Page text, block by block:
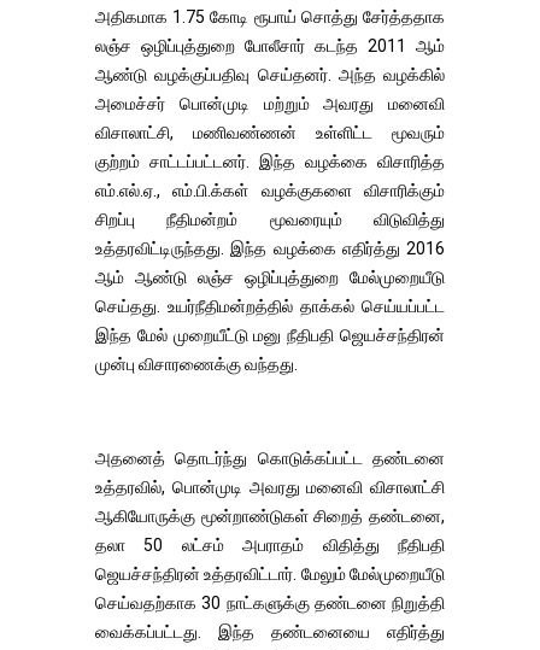
அதிகமாக 1.75 கோடி ரூபாய் சொத்து சேர்த்ததாக
லஞ்ச ஒழிப்புத்துறை போலீசார் கடந்த 2011 ஆம்
ஆண்டு வழக்குப்பதிவு செய்தனர். அந்த வழக்கில்
அமைச்சர் பொன்முடி மற்றும் அவரது மனைவி
விசாலாட்சி, மணிவண்ணன் உள்ளிட்ட மூவரும்
குற்றம் சாட்டப்பட்டனர். இந்த வழக்கை விசாரித்த
எம்.எல்.ஏ., எம்.பி.க்கள் வழக்குகளை விசாரிக்கும்
சிறப்பு நீதிமன்றம் மூவரையும் விடுவித்து
உத்தரவிட்டிருந்தது. இந்த வழக்கை எதிர்த்து 2016
ஆம் ஆண்டு லஞ்ச ஒழிப்புத்துறை மேல்முறையீடு
செய்தது. உயர்நீதிமன்றத்தில் தாக்கல் செய்யப்பட்ட
இந்த மேல் முறையீட்டு மனு நீதிபதி ஜெயச்சந்திரன்
முன்பு விசாரணைக்கு வந்தது.
அதனைத் தொடர்ந்து கொடுக்கப்பட்ட தண்டனை
உத்தரவில், பொன்முடி அவரது மனைவி விசாலாட்சி
ஆகியோருக்கு மூன்றாண்டுகள் சிறைத் தண்டனை,
தலா 50 லட்சம் அபராதம் விதித்து நீதிபதி
ஜெயச்சந்திரன் உத்தரவிட்டார். மேலும் மேல்முறையீடு
செய்வதற்காக 30 நாட்களுக்கு தண்டனை நிறுத்தி
வைக்கப்பட்டது. இந்த தண்டனையை எதிர்த்து